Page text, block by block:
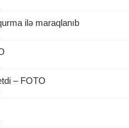
ilə maraqlanıb
– FOTO